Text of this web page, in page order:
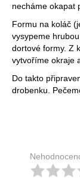
necháme okapat
Formu na koláč
vysypeme
dortové formy. Z
vytvoříme okraje
Do takto
drobenku.